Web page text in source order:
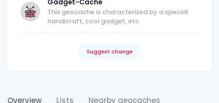
Gadget-Cache
This geocache is characterized by a special
handicraft, cool gadget, etc.
Suggest change
Overview Lists
Nearby geocaches